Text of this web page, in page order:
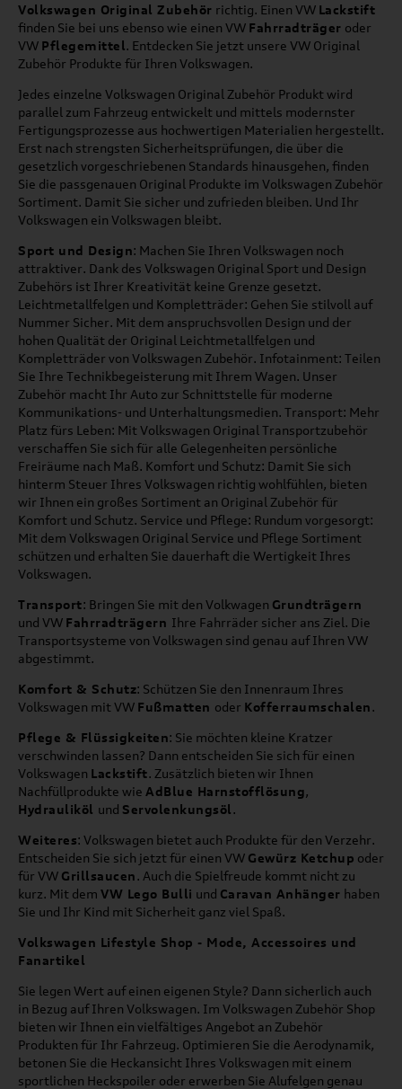
Volkswagen Original Zubehör richtig. Einen VW Lackstift
finden Sie bei uns ebenso wie einen VW Fahrradträger oder
VW Pflegemittel. Entdecken Sie jetzt unsere VW Original
Zubehör Produkte für Ihren Volkswagen.
Jedes einzelne Volkswagen Original Zubehör Produkt wird
parallel zum Fahrzeug entwickelt und mittels modernster
Fertigungsprozesse aus hochwertigen Materialien hergestellt.
Erst nach strengsten Sicherheitsprüfungen, die über die
gesetzlich vorgeschriebenen Standards hinausgehen, finden
Sie die passgenauen Original Produkte im Volkswagen Zubehör
Sortiment. Damit Sie sicher und zufrieden bleiben. Und Ihr
Volkswagen ein Volkswagen bleibt.
Sport und Design: Machen Sie Ihren Volkswagen noch
attraktiver. Dank des Volkswagen Original Sport und Design
Zubehörs ist Ihrer Kreativität keine Grenze gesetzt.
Leichtmetallfelgen und Kompletträder: Gehen Sie stilvoll auf
Nummer Sicher. Mit dem anspruchsvollen Design und der
hohen Qualität der Original Leichtmetallfelgen und
Kompletträder von Volkswagen Zubehör. Infotainment: Teilen
Sie Ihre Technikbegeisterung mit Ihrem Wagen. Unser
Zubehör macht Ihr Auto zur Schnittstelle für moderne
Kommunikations- und Unterhaltungsmedien. Transport: Mehr
Platz fürs Leben: Mit Volkswagen Original Transportzubehör
verschaffen Sie sich für alle Gelegenheiten persönliche
Freiräume nach Maß. Komfort und Schutz: Damit Sie sich
hinterm Steuer Ihres Volkswagen richtig wohlfühlen, bieten
wir Ihnen ein großes Sortiment an Original Zubehör für
Komfort und Schutz. Service und Pflege: Rundum vorgesorgt:
Mit dem Volkswagen Original Service und Pflege Sortiment
schützen und erhalten Sie dauerhaft die Wertigkeit Ihres
Volkswagen.
Transport: Bringen Sie mit den Volkwagen Grundträgern
und VW Fahrradträgern Ihre Fahrräder sicher ans Ziel. Die
Transportsysteme von Volkswagen sind genau auf Ihren VW
abgestimmt.
Komfort & Schutz: Schützen Sie den Innenraum Ihres
Volkswagen mit VW Fußmatten oder Kofferraumschalen.
Pflege & Flüssigkeiten: Sie möchten kleine Kratzer
verschwinden lassen? Dann entscheiden Sie sich für einen
Volkswagen Lackstift. Zusätzlich bieten wir Ihnen
Nachfüllprodukte wie AdBlue Harnstofflösung,
Hydrauliköl und Servolenkungsöl.
Weiteres: Volkswagen bietet auch Produkte für den Verzehr.
Entscheiden Sie sich jetzt für einen VW Gewürz Ketchup oder
für VW Grillsaucen. Auch die Spielfreude kommt nicht zu
kurz. Mit dem VW Lego Bulli und Caravan Anhänger haben
Sie und Ihr Kind mit Sicherheit ganz viel Spaß.
Volkswagen Lifestyle Shop - Mode, Accessoires und
Fanartikel
Sie legen Wert auf einen eigenen Style? Dann sicherlich auch
in Bezug auf Ihren Volkswagen. Im Volkswagen Zubehör Shop
bieten wir Ihnen ein vielfältiges Angebot an Zubehör
Produkten für Ihr Fahrzeug. Optimieren Sie die Aerodynamik,
betonen Sie die Heckansicht Ihres Volkswagen mit einem
sportlichen Heckspoiler oder erwerben Sie Alufelgen genau